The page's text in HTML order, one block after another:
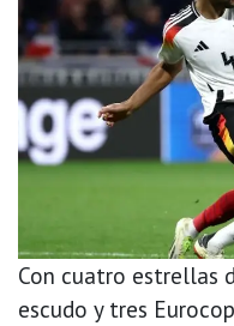
Con cuatro estrellas
escudo y tres